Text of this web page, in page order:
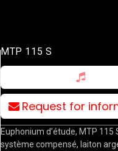
MTP 115 S
Request for
Euphonium d’étude, MTP 115
système compensé, laiton